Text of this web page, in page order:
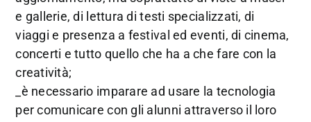
e gallerie, di lettura di testi specializzati, di
viaggi e presenza a festival ed eventi, di cinema,
concerti e tutto quello che ha a che fare con la
creatività;
_è necessario imparare ad usare la tecnologia
per comunicare con gli alunni attraverso il loro